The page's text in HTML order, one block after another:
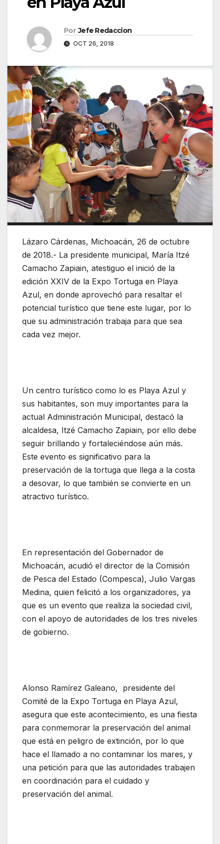
Por Jefe Redaccion
OCT 26, 2018
Lázaro Cárdenas, Michoacán, 26 de octubre
de 2018.- La presidente municipal, María Itzé
Camacho Zapiain, atestiguo el inició de la
edición XXIV de la Expo Tortuga en Playa
Azul, en donde aprovechó para resaltar el
potencial turístico que tiene este lugar, por lo
que su administración trabaja para que sea
cada vez mejor.
Un centro turístico como lo es Playa Azul y
sus habitantes, son muy importantes para la
actual Administración Municipal, destacó la
alcaldesa, Itzé Camacho Zapiain, por ello debe
seguir brillando y fortaleciéndose aún más.
Este evento es significativo para la
preservación de la tortuga que llega a la costa
a desovar, lo que también se convierte en un
atractivo turístico.
En representación del Gobernador de
Michoacán, acudió el director de la Comisión
de Pesca del Estado (Compesca), Julio Vargas
Medina, quien felicitó a los organizadores, ya
que es un evento que realiza la sociedad civil,
con el apoyo de autoridades de los tres niveles
de gobierno.
Alonso Ramírez Galeano, presidente del
Comité de la Expo Tortuga en Playa Azul,
asegura que este acontecimiento, es una fiesta
para conmemorar la preservación del animal
que está en peligro de extinción, por lo que
hace el llamado a no contaminar los mares, y
una petición para que las autoridades trabajen
en coordinación para el cuidado y
preservación del animal.